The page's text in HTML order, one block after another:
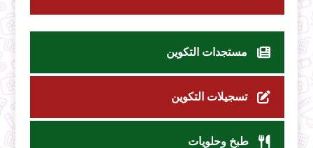
مستجدات التكوين
تسجيلات التكوين
طبخ وحلويات